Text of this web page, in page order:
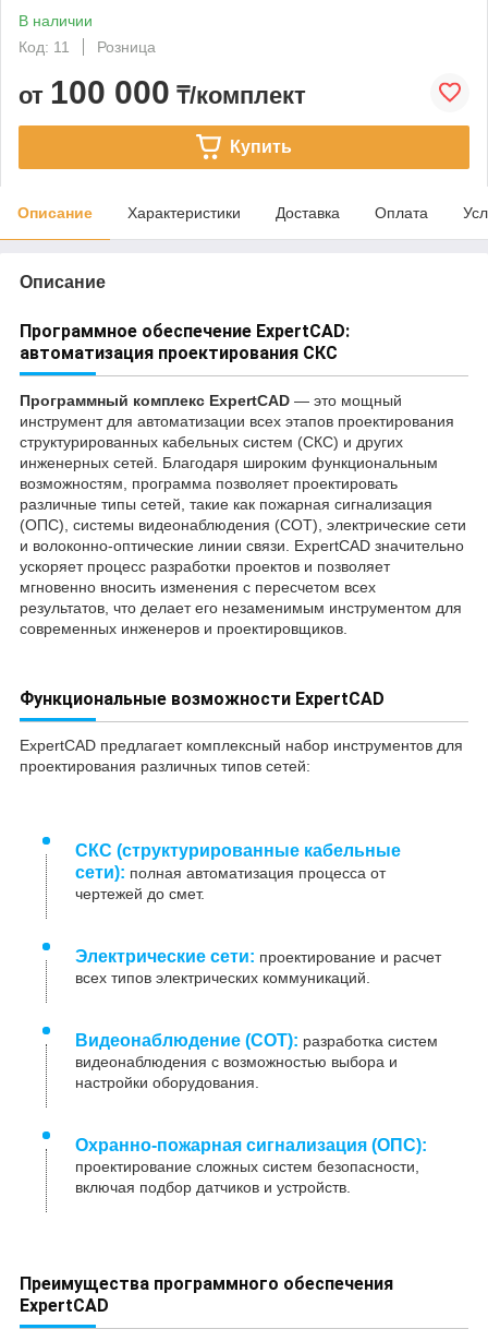
В наличии
Код: 11
Розница
от 100 000 ₸/комплект
Купить
Описание Характеристики Доставка Оплата
Описание
Программное обеспечение ExpertCAD:
автоматизация проектирования СКС
Программный комплекс ExpertCAD — это мощный
инструмент для автоматизации всех этапов проектирования
структурированных кабельных систем (СКС) и других
инженерных сетей. Благодаря широким функциональным
возможностям, программа позволяет проектировать
различные типы сетей, такие как пожарная сигнализация
(ОПС), системы видеонаблюдения (СОТ), электрические сети
и волоконно-оптические линии связи. ExpertCAD значительно
ускоряет процесс разработки проектов и позволяет
мгновенно вносить изменения с пересчетом всех
результатов, что делает его незаменимым инструментом для
современных инженеров и проектировщиков.
Функциональные возможности ExpertCAD
ExpertCAD предлагает комплексный набор инструментов для
проектирования различных типов сетей:
СКС (структурированные кабельные
сети): полная автоматизация процесса от
чертежей до смет.
Электрические сети: проектирование и расчет
всех типов электрических коммуникаций.
Видеонаблюдение (СОТ): разработка систем
видеонаблюдения с возможностью выбора и
настройки оборудования.
Охранно-пожарная сигнализация (ОПС):
проектирование сложных систем безопасности,
включая подбор датчиков и устройств.
Преимущества программного обеспечения
ExpertCAD